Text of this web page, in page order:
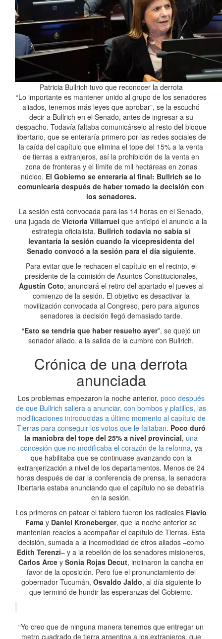
Patricia Bullrich tuvo que reconocer la derrota
“Lo importante es mantener unido al grupo de los senadores
aliados, tenemos más leyes que aprobar”, se la escuchó
decir a Bullrich en el Senado, antes de ingresar a su
despacho. Todavía faltaba comunicárselo al resto del bloque
libertario, que se enteraría primero por las redes sociales de
la caída del capítulo que elimina el tope del 15% a la venta
de tierras a extranjeros, así la prohibición de la venta en
zona de fronteras y el límite de mil hectáreas en zonas
núcleo. El Gobierno se enteraría al final: Bullrich se lo
comunicaría después de haber tomado la decisión con
los senadores.
La sesión está convocada para las 14 horas en el Senado,
una jugada de Victoria Villarruel que anticipó el anuncio a la
estrategia oficialista. Bullrich todavía no sabía si
levantaría la sesión cuando la vicepresidenta del
Senado convocó a la sesión para el día siguiente.
Para evitar que le rechacen el capítulo en el recinto, el
presidente de la comisión de Asuntos Constitucionales,
Agustín Coto, anunciará el retiro del apartado el jueves al
comienzo de la sesión. El objetivo es desactivar la
movilización convocada al Congreso, pero para algunos
senadores la decisión llegó demasiado tarde.
“Esto se tendría que haber resuelto ayer”, se quejó un
senador aliado, a la salida de la cumbre con Bullrich.
Crónica de una derrota
anunciada
Los problemas empezaron la noche anterior, poco después
de que Bullrich saliera a anunciar, con bombos y platillos, las
modificaciones introducidas a último momento al capítulo de
Tierras para conseguir los votos que le faltaban. Poco duró
la maniobra del tope del 25% a nivel provincial, una
concesión que no modificaba el corazón de la reforma, ya
que habilitaba que se continuase avanzando con la
extranjerización a nivel de los departamentos. Menos de 24
horas después de dar la conferencia de prensa, la senadora
libertaria estaba anunciando que el capítulo no se debatiría
en la sesión.
Los primeros en patear el tablero fueron los radicales Flavio
Fama y Daniel Kroneberger, que la noche anterior se
mantenían reacios a acompañar el capítulo de Tierras. Esta
decisión, sumada a la incomodidad de otros aliados –como
Edith Terenzi– y a la rebelión de los senadores misioneros,
Carlos Arce y Sonia Rojas Decut, inclinaron la cancha en
favor de la oposición. Pero fue el pronunciamiento del
gobernador Tucumán, Osvaldo Jaldo, al día siguiente lo
que terminó de hundir las esperanzas del Gobierno.
“Yo creo que de ninguna manera tenemos que entregar un
metro cuadrado de tierra argentina a los extranjeros, que